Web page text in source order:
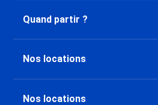
Quand partir ?
Nos locations
Nos locations